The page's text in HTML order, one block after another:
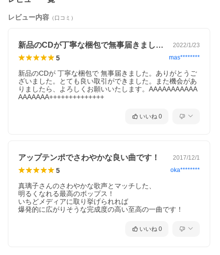
レビュー内容 （口コミ）
新品のCDが丁寧な梱包で無事届きました… 2022/1/23
5 mas********
新品のCDが 丁寧な梱包で 無事届きました。ありがとうご
ざいました。とても良い取引ができました。また機会があ
りましたら、よろしくお願いいたします。AAAAAAAAAAA
AAAAAAA++++++++++++++
いいね 0
アップテンポでさわやかな良い曲です！ 2017/12/1
5 oka********
真璃子さんのさわやかな歌声とマッチした、
明るくなれる最高のボップス！
いちどメディアに取り挙げられれば
爆発的に広がりそうな完成度の高い至高の一曲です！
いいね 0